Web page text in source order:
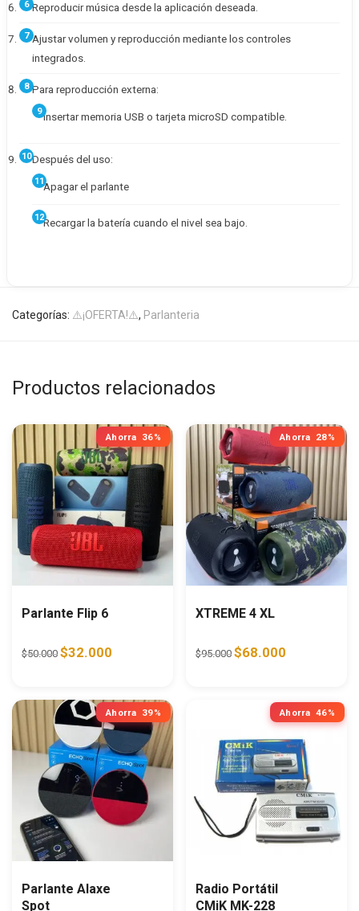
Reproducir música desde la aplicación deseada.
Ajustar volumen y reproducción mediante los controles
integrados.
Para reproducción externa:
Insertar memoria USB o tarjeta microSD compatible.
Después del uso:
Apagar el parlante
Recargar la batería cuando el nivel sea bajo.
Categorías: ⚠️¡OFERTA!⚠️, Parlanteria
Productos relacionados
Ahorra 36%
Parlante Flip 6
$50.000 Original price was: $50.000.
$32.000 Current price is: $32.000.
Ahorra 28%
XTREME 4 XL
$95.000 Original price was:
$68.000
Ahorra 39%
Parlante Alaxe
Spot
Ahorra 46%
Radio Portátil
CMiK MK-228